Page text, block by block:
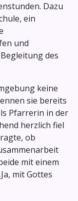
Dazu
ein
und
des
keine
sie bereits
Pfarrerin in der
herzlich fiel
ob
mit einem
mit Gottes